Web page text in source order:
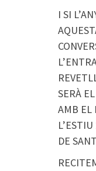
I SI
SERÀ
AMB EL
DE